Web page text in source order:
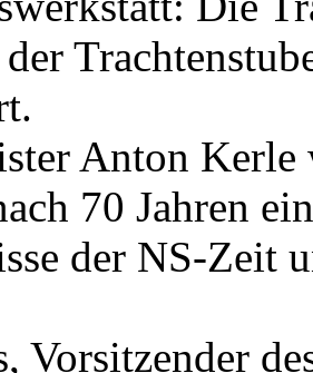
Anton
70 Jahren
der NS-Zeit
Vorsitzender